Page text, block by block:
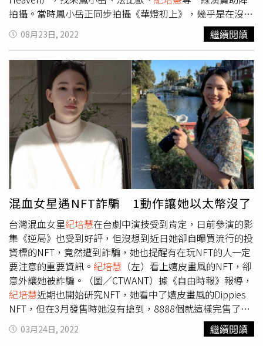
兩組特效化妝團隊參與，前後耗費近5000小時製作，向被
人類食用而犧牲的動物們致敬。鳳小岳（左二）遭懷秋（左
起）、紀培慧等人脅迫吃下人肉，表情痛苦。（圖／
Alexander King Chen 提供）
拍攝。當時鳳小岳正同步拍攝《華燈初上》，幾乎是在沒有
睡覺就來到現場拍攝，讓他內心感謝至今。陳科維在母親過
世後，重新省思對於服裝界、時尚界的想法，人生有了重大
裝設計師，其自創品牌「Alexander King Chen」專做高級
訂製服，包含蔡依林、張韶涵、陳嘉樺（Ella）都曾相中他
設計，也是知名時尚攝影師陳星伊之弟。3年前，他因母親
病重過世，讓他大受打擊，當時母親因為心臟手術失敗，接
連兩個月在加護病房內苦撐，他看見一直支持他的母親不能
言語，全身都是傷口，卻無能為力，對自己的一切成就感到
困惑，幾乎日夜買醉，眼睛都哭腫了，直到有一天，他心想
如此傷心也不是辦法，「我應該要把傷心化作力量，把母親
的力量傳遞下去。」《Are You in Heaven 你在天堂嗎》紀
培慧（圖／Alexander King Chen提供）他想起，母親即使
在過世的前十年失明又坐輪椅，但每周還是請看護推她去醫
院擔任志工，陪伴其他病患，鼓勵其他人要有生存的鬥志。
於是Alex決定發揮所長，從時尚電影為靈感，透過電影的力
量，鼓勵眾人把握時間，照護地球、照顧身邊的愛人。一開
始，他也將自己的注意力轉移到音樂上，甚至去學大提琴、
小提琴、吉他，「在試圖重生的過程中，我發現跟失明坐輪
椅但仍充滿愛、熱情的母親相比，以前的我是多麼貪婪、自
私......就在那時，我決定用三年的時間，奉獻給三個重要的
信念，希望藉此延續母親的善舉」。法比歐在《Kill Burn 燃
燒重生》中大方嶄露好身材。（圖／Alexander King Chen
08月23日, 2022 繼續閱讀
混血女星遇NFT詐騙 1動作讓她以太幣沒了
台灣混血女星紀培慧在台劇中演技受到肯定，日前參演的影
集《逆局》也受到好評，但沒想到近日她卻自曝買流行的投
資標的NFT，竟然遭到詐騙，她也提醒有在玩NFT的人一定
要注意的重要資訊。 紀培慧 （左）看上嬉皮畫風的NFT，卻
意外讓她被詐騙。（圖／CTWANT）據《自由時報》報導，
紀培慧近期也開始研究NFT，她看中了嬉皮畫風的Dippies
NFT，但在3月發售時她沒有搶到，8888個就這樣完售了，
讓她只好上幣圈資訊軟體Discord找有沒有人轉賣或其他的
資訊。沒想到她收到一堆私訊，當中就有一個製作精美的
03月24日, 2022 繼續閱讀